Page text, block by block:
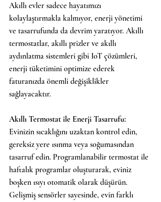
Akıllı evler sadece hayatımızı
kolaylaştırmakla kalmıyor, enerji yönetimi
ve tasarrufunda da devrim yaratıyor. Akıllı
termostatlar, akıllı prizler ve akıllı
aydınlatma sistemleri gibi IoT çözümleri,
enerji tüketimini optimize ederek
faturanızda önemli değişiklikler
sağlayacaktır.
Akıllı Termostat ile Enerji Tasarrufu:
Evinizin sıcaklığını uzaktan kontrol edin,
gereksiz yere ısınma veya soğumasından
tasarruf edin. Programlanabilir termostat ile
haftalık programlar oluşturarak, eviniz
boşken ısıyı otomatik olarak düşürün.
Gelişmiş sensörler sayesinde, evin farklı